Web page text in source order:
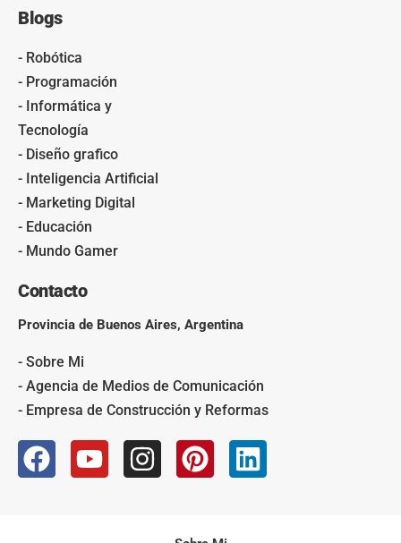
Blogs
- Robótica
- Programación
- Informática y
Tecnología
- Diseño grafico
- Inteligencia Artificial
- Marketing Digital
- Educación
- Mundo Gamer
Contacto
Provincia de Buenos Aires, Argentina
- Sobre Mi
- Agencia de Medios de Comunicación
- Empresa de Construcción y Reformas